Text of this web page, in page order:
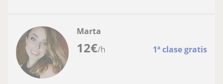
12€/h 1ª clase gratis
Marta